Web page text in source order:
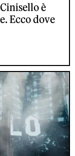
è
Ecco dove